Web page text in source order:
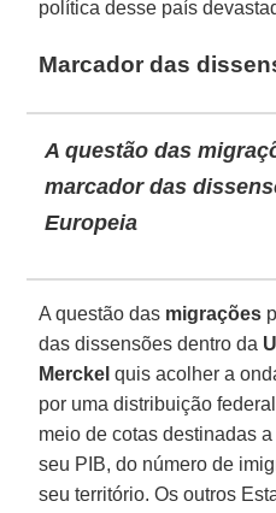
política desse país
Marcador das
A questão das
marcador das
Europeia
A questão das migrações
das dissensões dentro da
Merckel quis acolher a
por uma distribuição
meio de cotas destinadas
seu PIB, do número de
seu território. Os outros